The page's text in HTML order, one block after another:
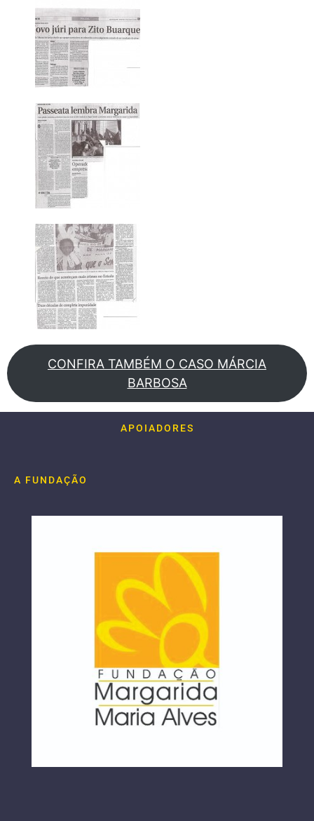
CONFIRA TAMBÉM O CASO MÁRCIA
BARBOSA
APOIADORES
A FUNDAÇÃO